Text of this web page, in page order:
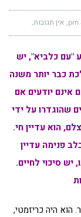
אין תגובות
"עם כלביא", יש
כבר יותר משנה
רבים מהם אינם יודעים אם
שהוגדרו על ידי
הוא עדיין חי.
פנימה עדיין
יש סיכוי לחיים.
הוא היה כריזמטי,